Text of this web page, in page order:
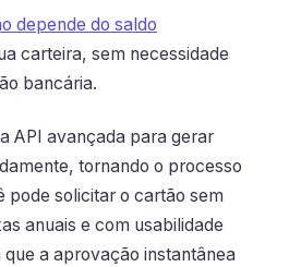
depende do saldo
carteira, sem necessidade
bancária.
API avançada para gerar
tornando o processo
pode solicitar o cartão sem
anuais e com usabilidade
a aprovação instantânea